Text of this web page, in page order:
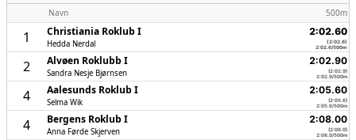
Navn
500m
1 Christiania Roklub I
Hedda Nerdal
2:02.60
(2:02.6)
2:02.6/500m
2 Alvøen Roklubb I
Sandra Nesje Bjørnsen
2:02.90
(2:02.9)
2:02.9/500m
4 Aalesunds Roklub I
Selma Wik
2:05.60
(2:05.6)
2:05.6/500m
4 Bergens Roklub I
Anna Førde Skjerven
2:08.00
(2:08.0)
2:08.0/500m